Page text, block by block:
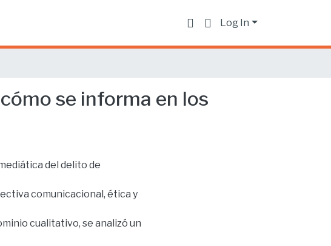
Log In
se informa en los
del delito de
comunicacional, ética y
cualitativo, se analizó un